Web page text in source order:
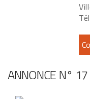
ANNONCE N° 17